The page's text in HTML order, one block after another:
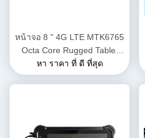
หน้าจอ 8 " 4G LTE MTK6765
Octa Core Rugged Tablet
Tablet PC อินดัสเตรียล พร้อม
ระบบ Android 11 และร่องรอย
หา ราคา ที่ ดี ที่สุด